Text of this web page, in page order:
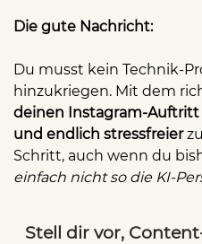
Die gute Nachricht:
Du musst kein Technik-
hinzukriegen. Mit dem
deinen Instagram-Auftritt
und endlich stressfreier
Schritt, auch wenn du
einfach nicht so die KI-
Stell dir vor,